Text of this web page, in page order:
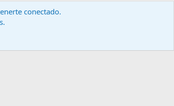
conectado.